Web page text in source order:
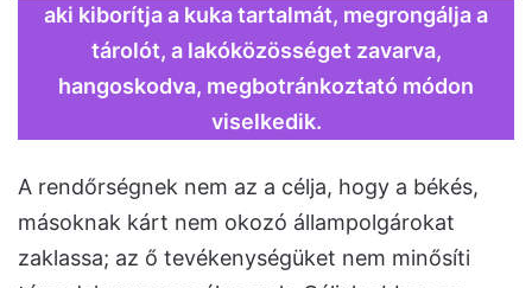
aki kiborítja a kuka tartalmát, megrongálja a
tárolót, a lakóközösséget zavarva,
hangoskodva, megbotránkoztató módon
viselkedik.
A rendőrségnek nem az a célja, hogy a békés,
másoknak kárt nem okozó állampolgárokat
zaklassa; az ő tevékenységüket nem minősíti